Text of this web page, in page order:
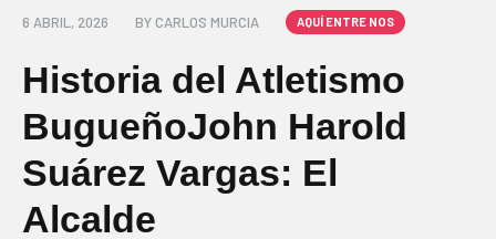
6 ABRIL, 2026 BY CARLOS MURCIA AQUÍ ENTRE NOS
Historia del Atletismo
BugueñoJohn Harold
Suárez Vargas: El
Alcalde